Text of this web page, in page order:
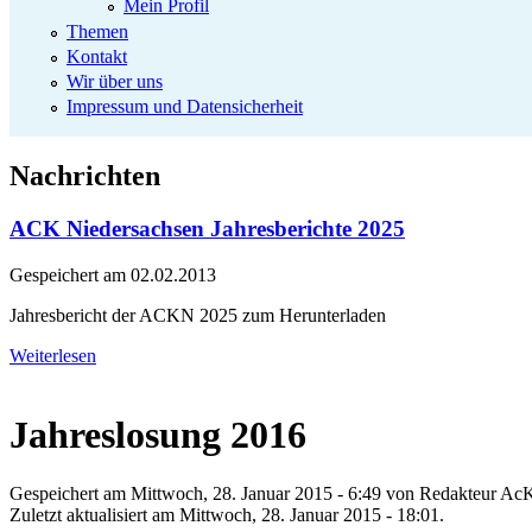
Mein Profil
Themen
Kontakt
Wir über uns
Impressum und Datensicherheit
Nachrichten
ACK Niedersachsen Jahresberichte 2025
Gespeichert am 02.02.2013
Jahresbericht der ACKN 2025 zum Herunterladen
Weiterlesen
Jahreslosung 2016
Gespeichert am Mittwoch, 28. Januar 2015 - 6:49 von Redakteur
Zuletzt aktualisiert am Mittwoch, 28. Januar 2015 - 18:01.